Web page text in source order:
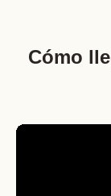
Cómo